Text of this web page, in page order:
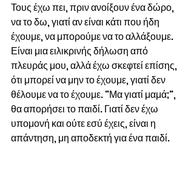
Τους έχω πει, πριν ανοίξουν ένα δώρο,
να το δω, γιατί αν είναι κάτι που ήδη
έχουμε, να μπορούμε να το αλλάξουμε.
Είναι μια ειλικρινής δήλωση από
πλευράς μου, αλλά έχω σκεφτεί επίσης,
ότι μπορεί να μην το έχουμε, γιατί δεν
θέλουμε να το έχουμε. "Μα γιατί μαμά;",
θα απορήσει το παιδί. Γιατί δεν έχω
υπομονή και ούτε εσύ έχεις, είναι η
απάντηση, μη αποδεκτή για ένα παιδί.